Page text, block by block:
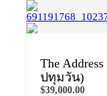
The
ปทุมวัน)
$39,000.00